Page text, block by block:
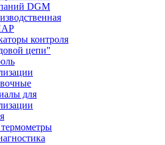
DGM
контроля
цепи"
для